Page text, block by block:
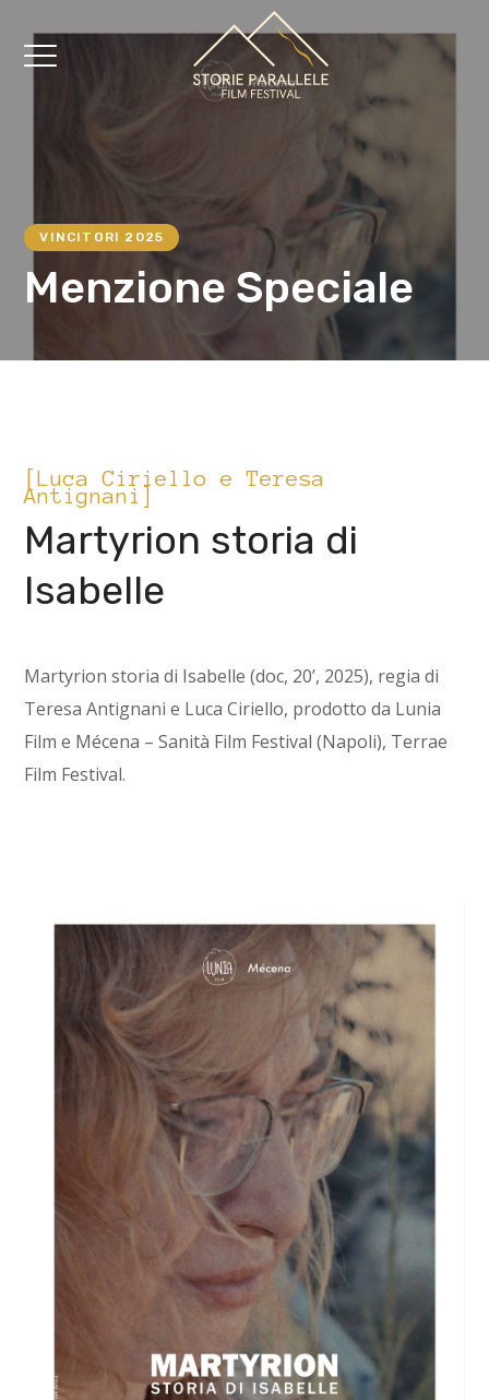
VINCITORI 2025
Menzione Speciale
[Luca Ciriello e Teresa
Antignani]
Martyrion storia di
Isabelle
Martyrion storia di Isabelle (doc, 20’, 2025), regia di
Teresa Antignani e Luca Ciriello, prodotto da Lunia
Film e Mécena – Sanità Film Festival (Napoli), Terrae
Film Festival.